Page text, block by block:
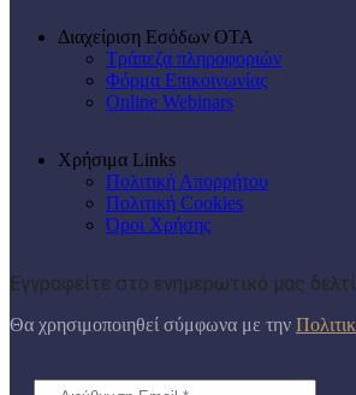
Διαχείριση Εσόδων ΟΤΑ
Τράπεζα πληροφοριών
Φόρμα Επικοινωνίας
Online Webinars
Χρήσιμα Links
Πολιτική Απορρήτου
Πολιτική Cookies
Όροι Χρήσης
Εγγραφείτε στο ενημερωτικό μας
Θα χρησιμοποιηθεί σύμφωνα με την